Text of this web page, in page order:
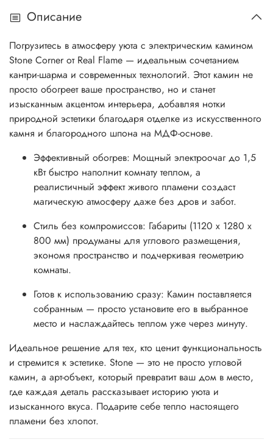
Описание
Погрузитесь в атмосферу уюта с электрическим камином
Stone Corner от Real Flame — идеальным сочетанием
кантри-шарма и современных технологий. Этот камин не
просто обогреет ваше пространство, но и станет
изысканным акцентом интерьера, добавляя нотки
природной эстетики благодаря отделке из искусственного
камня и благородного шпона на МДФ-основе.
Эффективный обогрев: Мощный электроочаг до 1,5
кВт быстро наполнит комнату теплом, а
реалистичный эффект живого пламени создаст
магическую атмосферу даже без дров и забот.
Стиль без компромиссов: Габариты (1120 х 1280 х
800 мм) продуманы для углового размещения,
экономя пространство и подчеркивая геометрию
комнаты.
Готов к использованию сразу: Камин поставляется
собранным — просто установите его в выбранное
место и наслаждайтесь теплом уже через минуту.
Идеальное решение для тех, кто ценит функциональность
и стремится к эстетике. Stone — это не просто угловой
камин, а арт-объект, который превратит ваш дом в место,
где каждая деталь рассказывает историю уюта и
изысканного вкуса. Подарите себе тепло настоящего
пламени без хлопот.